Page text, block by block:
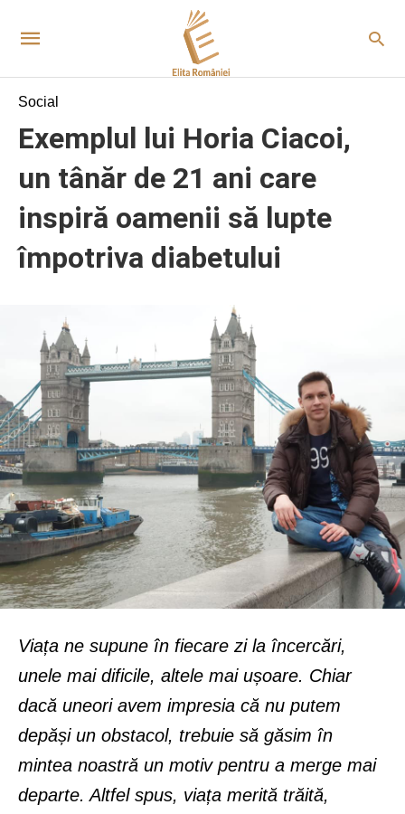
Social
Exemplul lui Horia Ciacoi,
un tânăr de 21 ani care
inspiră oamenii să lupte
împotriva diabetului
Viața ne supune în fiecare zi la încercări,
unele mai dificile, altele mai ușoare. Chiar
dacă uneori avem impresia că nu putem
depăși un obstacol, trebuie să găsim în
mintea noastră un motiv pentru a merge mai
departe. Altfel spus, viața merită trăită,